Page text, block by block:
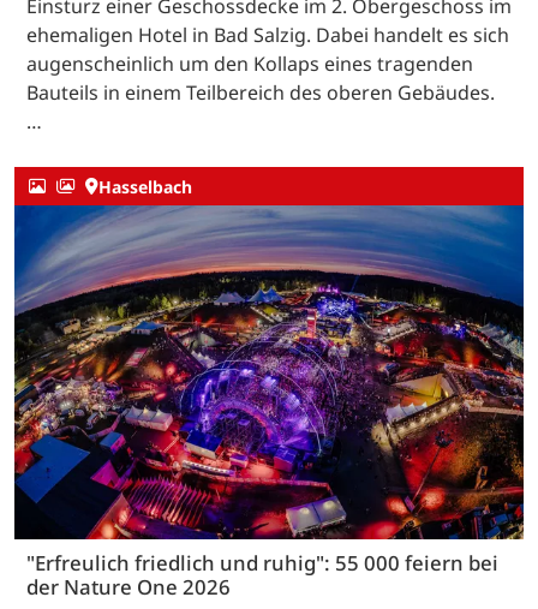
Einsturz einer Geschossdecke im 2. Obergeschoss im
ehemaligen Hotel in Bad Salzig. Dabei handelt es sich
augenscheinlich um den Kollaps eines tragenden
Bauteils in einem Teilbereich des oberen Gebäudes.
…
Hasselbach
"Erfreulich friedlich und ruhig": 55 000 feiern bei
der Nature One 2026